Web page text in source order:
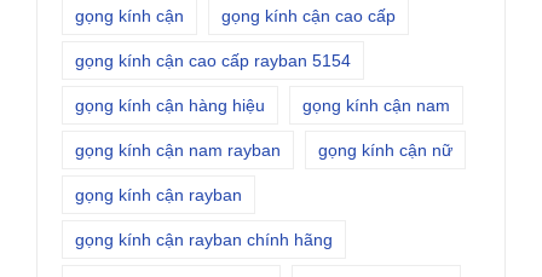
gọng kính cận gọng kính cận cao cấp
gọng kính cận cao cấp rayban 5154
gọng kính cận hàng hiệu gọng kính cận nam
gọng kính cận nam rayban gọng kính cận nữ
gọng kính cận rayban
gọng kính cận rayban chính hãng